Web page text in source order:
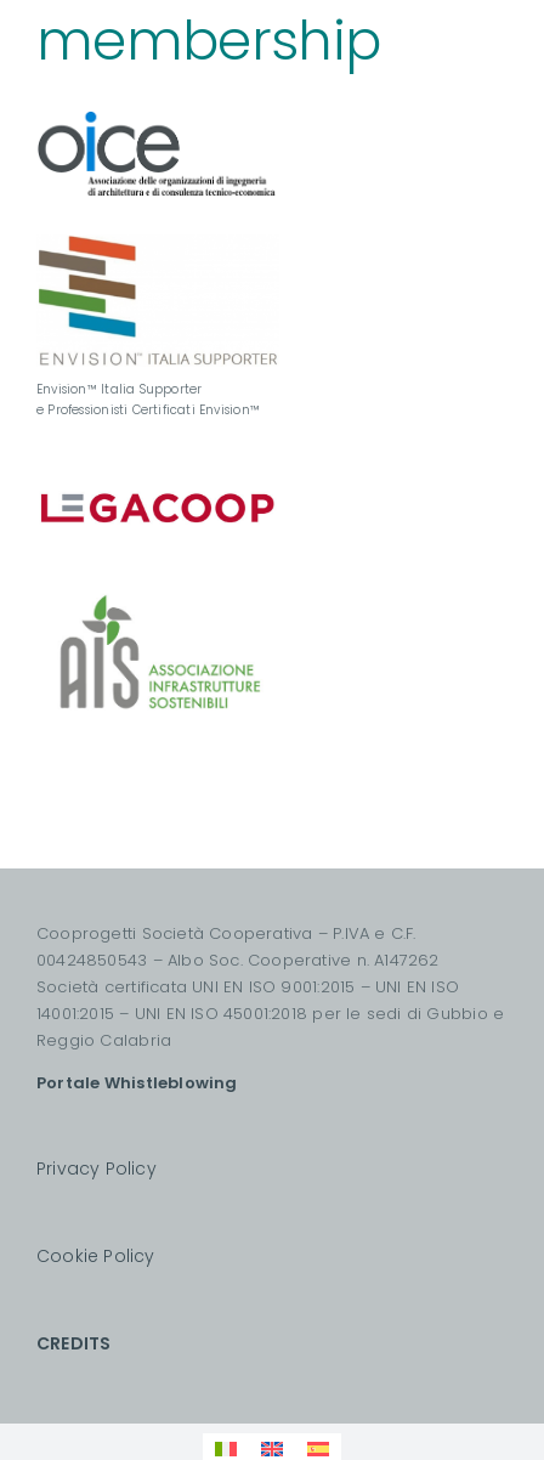
membership
Envision™ Italia Supporter
e Professionisti Certificati Envision™
Cooprogetti Società Cooperativa – P.IVA e C.F.
00424850543 – Albo Soc. Cooperative n. A147262
Società certificata UNI EN ISO 9001:2015 – UNI EN ISO
14001:2015 – UNI EN ISO 45001:2018 per le sedi di Gubbio e
Reggio Calabria
Portale Whistleblowing
Privacy Policy
Cookie Policy
CREDITS